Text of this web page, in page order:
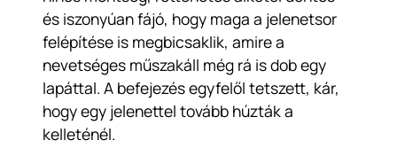
és iszonyúan fájó, hogy maga a jelenetsor
felépítése is megbicsaklik, amire a
nevetséges műszakáll még rá is dob egy
lapáttal. A befejezés egyfelől tetszett, kár,
hogy egy jelenettel tovább húzták a
kelleténél.